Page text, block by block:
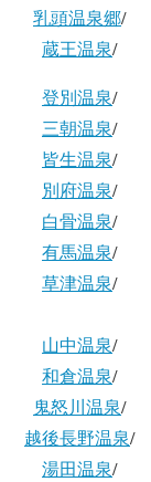
乳頭温泉郷/
蔵王温泉/
登別温泉/
三朝温泉/
皆生温泉/
別府温泉/
白骨温泉/
有馬温泉/
草津温泉/
山中温泉/
和倉温泉/
鬼怒川温泉/
越後長野温泉/
湯田温泉/